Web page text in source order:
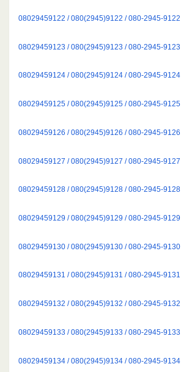
08029459122 / 080(2945)9122 / 080-2945-9122
08029459123 / 080(2945)9123 / 080-2945-9123
08029459124 / 080(2945)9124 / 080-2945-9124
08029459125 / 080(2945)9125 / 080-2945-9125
08029459126 / 080(2945)9126 / 080-2945-9126
08029459127 / 080(2945)9127 / 080-2945-9127
08029459128 / 080(2945)9128 / 080-2945-9128
08029459129 / 080(2945)9129 / 080-2945-9129
08029459130 / 080(2945)9130 / 080-2945-9130
08029459131 / 080(2945)9131 / 080-2945-9131
08029459132 / 080(2945)9132 / 080-2945-9132
08029459133 / 080(2945)9133 / 080-2945-9133
08029459134 / 080(2945)9134 / 080-2945-9134